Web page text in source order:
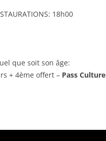
18h00
que soit son âge:
+ 4ème offert – Pass Culture